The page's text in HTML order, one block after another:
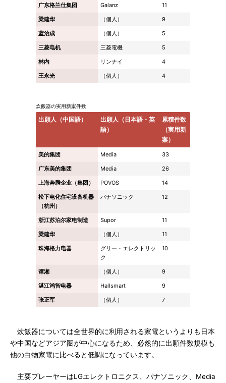
广东格兰仕集团 Galanz
11
梁建华
（個人）
9
蓝治成
（個人）
5
三菱电机
三菱電機
5
林内
リンナイ
4
王永光
（個人） 4
炊飯器の実用新案件数
出願人（中国語）
出願人（日本語・英
語）
累積件数
（実用新
案）
美的集团 Media
33
广东美的集团
Media
26
上海奔腾企业（集团）
POVOS
14
松下电化住宅设备机器
（杭州）
パナソニック 12
浙江苏泊尔家电制造 Supor
11
梁建华
（個人）
11
珠海格力电器
グリー・エレクトリッ
ク
10
谭湘 （個人）
9
湛江鸿智电器
Hallsmart
9
张正军
（個人） 7
炊飯器については全世界的に利用される家電というよりも日本
や中国などアジア圏が中心になるため、必然的に出願件数規模も
他の白物家電に比べると低調になっています。
主要プレーヤーはLGエレクトロニクス、パナソニック、Media